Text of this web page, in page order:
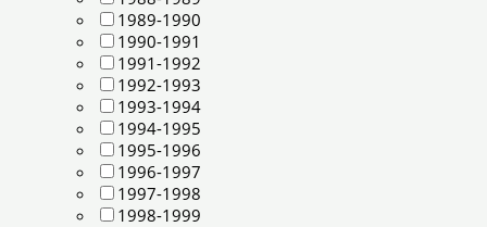
1989-1990
1990-1991
1991-1992
1992-1993
1993-1994
1994-1995
1995-1996
1996-1997
1997-1998
1998-1999